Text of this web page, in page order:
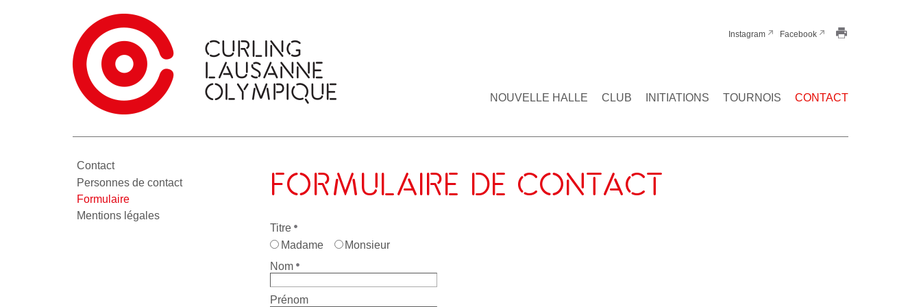
Instagram Facebook
NOUVELLE HALLE CLUB INITIATIONS TOURNOIS CONTACT
Contact
Personnes de contact
Formulaire
Mentions légales
FORMULAIRE DE CONTACT
Titre
Madame
Monsieur
Nom
Prénom